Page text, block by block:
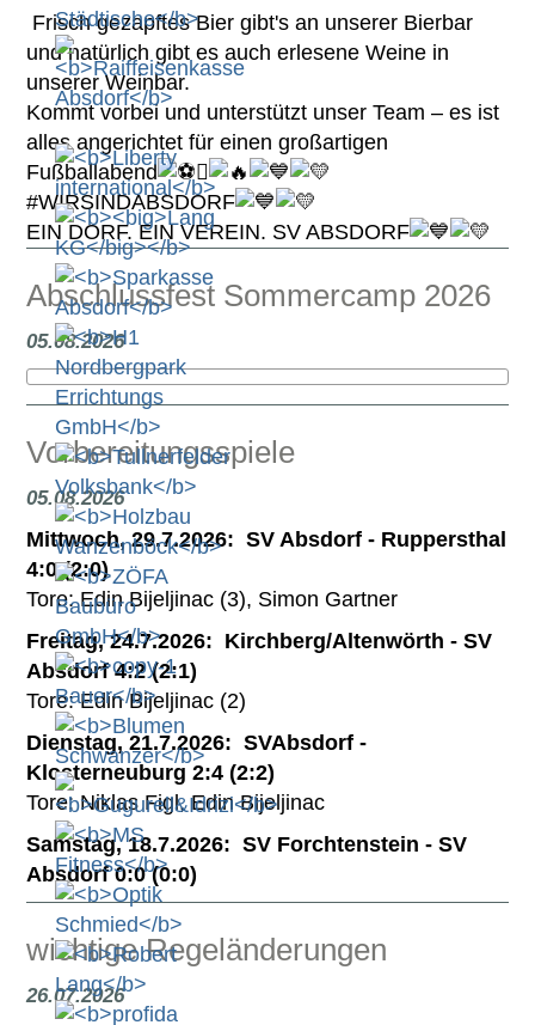
Frisch gezapftes Bier gibt's an unserer Bierbar
und natürlich gibt es auch erlesene Weine in
unserer Weinbar.
Kommt vorbei und unterstützt unser Team – es ist
alles angerichtet für einen großartigen
Fußballabend

#WIRSINDABSDORF
EIN DORF. EIN VEREIN. SV ABSDORF
Abschlussfest Sommercamp 2026
05.08.2026
Vorbereitungsspiele
05.08.2026
Mittwoch, 29.7.2026: SV Absdorf - Ruppersthal
4:0 (2:0)
Tore: Edin Bijeljinac (3), Simon Gartner
Freitag, 24.7.2026: Kirchberg/Altenwörth - SV
Absdorf 4:2 (2:1)
Tore: Edin Bijeljinac (2)
Dienstag, 21.7.2026: SVAbsdorf -
Klosterneuburg 2:4 (2:2)
Tore: Niklas Figl, Edin Bijeljinac
Samstag, 18.7.2026: SV Forchtenstein - SV
Absdorf 0:0 (0:0)
wichtige Regeländerungen
26.07.2026